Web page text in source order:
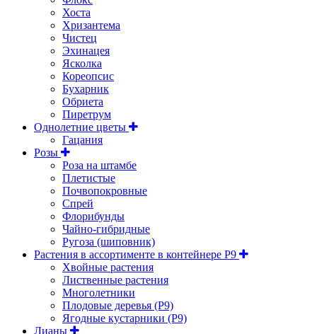
Хоста
Хризантема
Чистец
Эхинацея
Ясколка
Кореопсис
Бухарник
Обриета
Пиретрум
Однолетние цветы
Гацания
Розы
Роза на штамбе
Плетистые
Почвопокровные
Спрей
Флорибунды
Чайно-гибридные
Ругоза (шиповник)
Растения в ассортименте в контейнере P9
Хвойные растения
Лиственные растения
Многолетники
Плодовые деревья (Р9)
Ягодные кустарники (Р9)
Лианы